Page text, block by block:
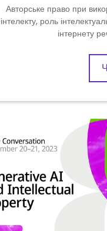
Авторське право при
інтелекту, роль
інтернету